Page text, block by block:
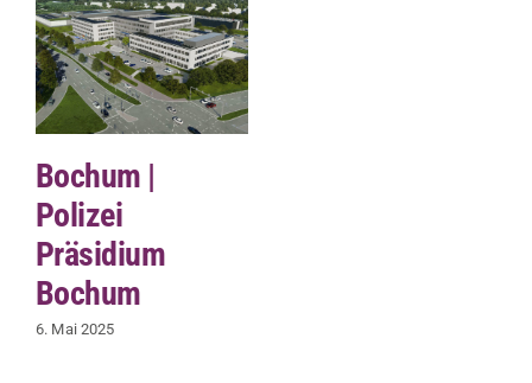
Bochum |
Polizei
Präsidium
Bochum
6. Mai 2025